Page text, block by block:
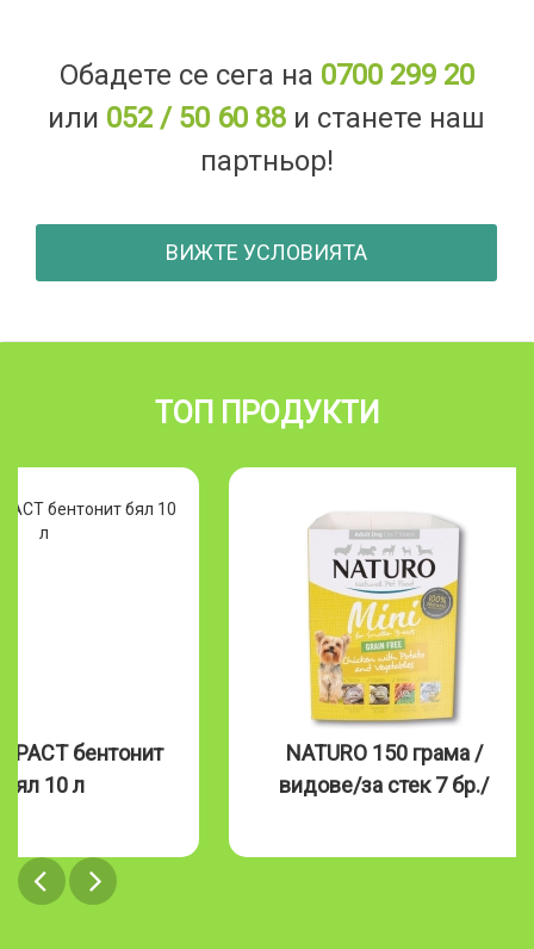
Обадете се сега на 0700 299 20
или 052 / 50 60 88 и станете наш
партньор!
ВИЖТЕ УСЛОВИЯТА
ТОП ПРОДУКТИ
бентонит
бял 10 л
NATURO 150 грама /
видове/за стек 7 бр./